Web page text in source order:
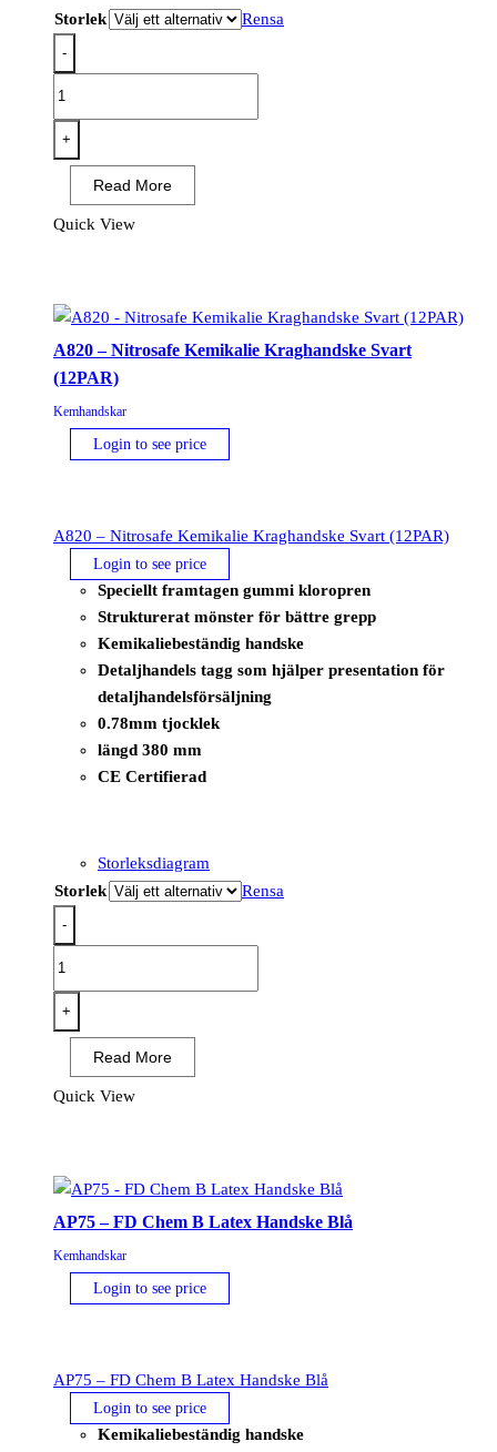
Storlek Rensa
-
Heavyweight
Latex
Rubber
Gauntlet
+
Read More
Quick View
A820 – Nitrosafe Kemikalie Kraghandske Svart
(12PAR)
Kemhandskar
Login to see price
A820 – Nitrosafe Kemikalie Kraghandske Svart (12PAR)
Login to see price
Speciellt framtagen gummi kloropren
Strukturerat mönster för bättre grepp
Kemikaliebeständig handske
Detaljhandels tagg som hjälper presentation för
detaljhandelsförsäljning
0.78mm tjocklek
längd 380 mm
CE Certifierad
Storleksdiagram
Storlek
Rensa
-
Nitrosafe
Kemikalie
Kraghandske
Svart
+
Read More
Quick View
AP75 – FD Chem B Latex Handske Blå
Kemhandskar
Login to see price
AP75 – FD Chem B Latex Handske Blå
Login to see price
Kemikaliebeständig handske